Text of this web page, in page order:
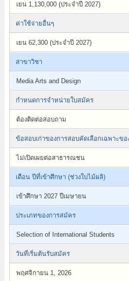
เยน 1,130,000 (ประจำปี 2027)
ค่าใช้จ่ายอื่นๆ
เยน 62,300 (ประจำปี 2027)
สาขาวิชา
Media Arts and Design
กำหนดการจำหน่ายใบสมัคร
ต้องติดต่อสอบถาม
ข้อสอบเก่าของการสอบคัดเลือกเฉพาะข
ไม่เปิดเผยต่อสาธารณชน
เดือน ปีที่เข้าศึกษา (ช่วงใบไม้ผลิ)
เข้าศึกษา 2027 ปีเมษายน
ประเภทของการสมัคร
Selection of International Students
วันที่เริ่มต้นรับสมัคร
พฤศจิกายน 1, 2026